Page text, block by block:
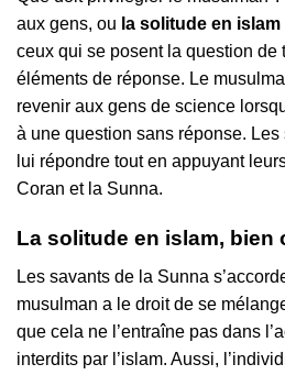
aux gens, ou la solitude en islam
ceux qui se posent la question de
éléments de réponse. Le
revenir aux gens de science
à une question sans réponse.
lui répondre tout en appuyant
Coran et la Sunna.
La solitude en islam, bien
Les savants de la Sunna
musulman a le droit de se
que cela ne l’entraîne pas dans
interdits par l’islam. Aussi,